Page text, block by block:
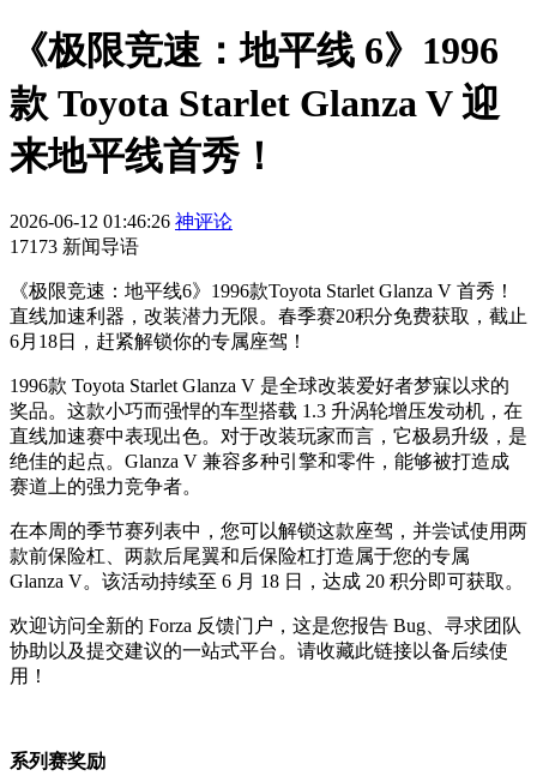
《极限竞速：地平线 6》1996
款 Toyota Starlet Glanza V 迎
来地平线首秀！
2026-06-12 01:46:26 神评论
17173 新闻导语
《极限竞速：地平线6》1996款Toyota Starlet Glanza V 首秀！
直线加速利器，改装潜力无限。春季赛20积分免费获取，截止
6月18日，赶紧解锁你的专属座驾！
1996款 Toyota Starlet Glanza V 是全球改装爱好者梦寐以求的
奖品。这款小巧而强悍的车型搭载 1.3 升涡轮增压发动机，在
直线加速赛中表现出色。对于改装玩家而言，它极易升级，是
绝佳的起点。Glanza V 兼容多种引擎和零件，能够被打造成
赛道上的强力竞争者。
在本周的季节赛列表中，您可以解锁这款座驾，并尝试使用两
款前保险杠、两款后尾翼和后保险杠打造属于您的专属
Glanza V。该活动持续至 6 月 18 日，达成 20 积分即可获取。
欢迎访问全新的 Forza 反馈门户，这是您报告 Bug、寻求团队
协助以及提交建议的一站式平台。请收藏此链接以备后续使
用！
系列赛奖励